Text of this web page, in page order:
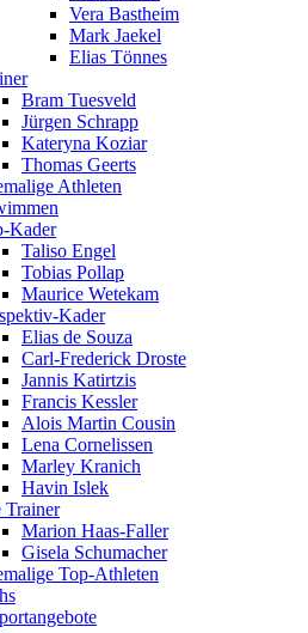
Vera Bastheim
Mark Jaekel
Elias Tönnes
Bram Tuesveld
Jürgen Schrapp
Kateryna Koziar
Thomas Geerts
Athleten
Kader
Taliso Engel
Tobias Pollap
Maurice Wetekam
Kader
Elias de Souza
Carl-Frederick Droste
Jannis Katirtzis
Francis Kessler
Alois Martin Cousin
Lena Cornelissen
Marley Kranich
Havin Islek
Trainer
Marion Haas-Faller
Gisela Schumacher
Top-Athleten